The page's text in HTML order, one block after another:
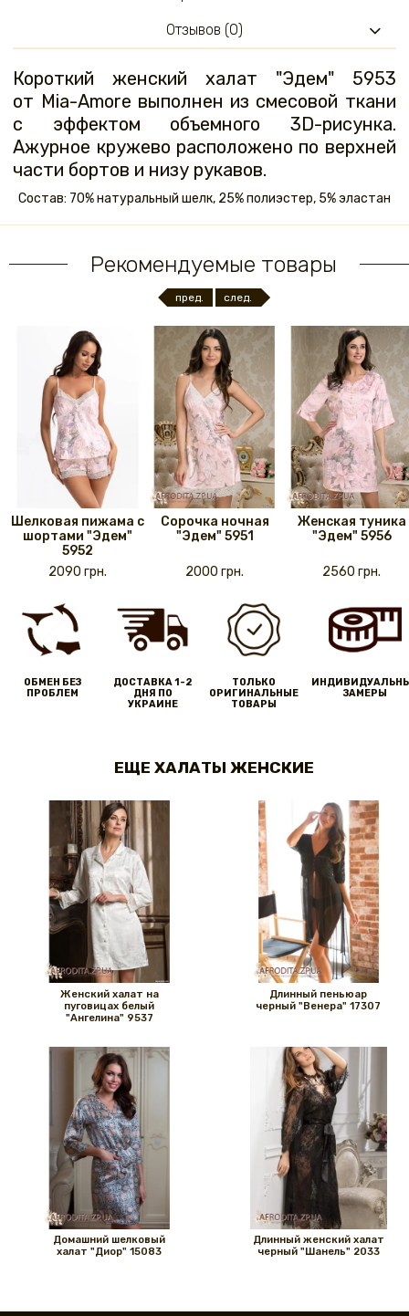
Короткий женский халат "Эдем" 5953
от Mia-Amore выполнен из смесовой ткани
с эффектом объемного 3D-рисунка.
Ажурное кружево расположено по верхней
части бортов и низу рукавов.
Состав: 70% натуральный шелк, 25% полиэстер, 5% эластан
Отзывов (0)
Рекомендуемые товары
пред. след.
Шелковая пижама с
шортами "Эдем"
5952
2090 грн.
Сорочка ночная
"Эдем" 5951
2000 грн.
Женская туника
"Эдем" 5956
2560 грн.
ОБМЕН БЕЗ
ПРОБЛЕМ
ДОСТАВКА 1-2
ДНЯ ПО
УКРАИНЕ
ТОЛЬКО
ОРИГИНАЛЬНЫЕ
ТОВАРЫ
ЗАМЕРЫ
ЕЩЕ ХАЛАТЫ ЖЕНСКИЕ
Женский халат на
пуговицах белый
"Ангелина" 9537
Длинный пеньюар
черный "Венера" 17307
Домашний шелковый
халат "Диор" 15083
Длинный женский халат
черный "Шанель" 2033